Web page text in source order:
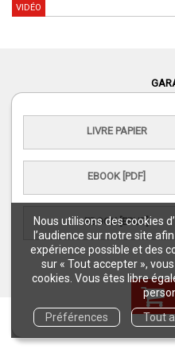
Nous utilisons des cookies
l’audience sur notre site
expérience possible et des
sur « Tout accepter »,
cookies. Vous êtes libre
Préférences
Tout
LIVRE PAPIER
EBOOK [PDF]
EBOOK [EPUB]
VIDÉO
PAIEMENT
SÉCURISÉ
PAIEMENT :
CHÈQUES, CB,
PAYPAL, MANDAT
ADMINISTRATIF, VIREMENT